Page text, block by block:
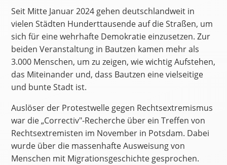
Seit Mitte Januar 2024 gehen deutschlandweit in
vielen Städten Hunderttausende auf die Straßen, um
sich für eine wehrhafte Demokratie einzusetzen. Zur
beiden Veranstaltung in Bautzen kamen mehr als
3.000 Menschen, um zu zeigen, wie wichtig Aufstehen,
das Miteinander und, dass Bautzen eine vielseitige
und bunte Stadt ist.
Auslöser der Protestwelle gegen Rechtsextremismus
war die „Correctiv"-Recherche über ein Treffen von
Rechtsextremisten im November in Potsdam. Dabei
wurde über die massenhafte Ausweisung von
Menschen mit Migrationsgeschichte gesprochen.